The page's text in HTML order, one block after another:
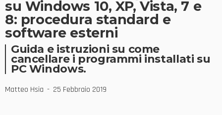
su Windows 10, XP, Vista, 7 e
8: procedura standard e
software esterni
Guida e istruzioni su come
cancellare i programmi installati su
PC Windows.
Matteo Hsia 25 Febbraio 2019